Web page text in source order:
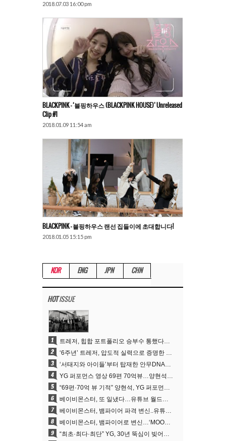
2018.07.03 16:00 pm
BLACKPINK – ‘블핑하우스 (BLACKPINK HOUSE)’ Unreleased
Clip #1
2018.01.09 11:54 am
BLACKPINK – 블핑하우스 랜선 집들이에 초대합니다!
2018.01.05 15:15 pm
KOR ENG JPN CHN
HOTISSUE
1 트레저, 힙합 포트폴리오 승부수 통했다…데뷔 6주년 새 도약
2 ‘6주년’ 트레저, 압도적 실력으로 증명한 ‘YG의 보물’ 진가
3 ‘서태지와 아이들’부터 탑재한 안무DNA…양현석, YG 퍼포먼스 비디오 70억 뷰 신화의 시작
4 YG 퍼포먼스 영상 69편 70억뷰…양현석 제작 철학 통했다
5 “69편·70억 뷰 기적” 양현석, YG 퍼포먼스 비디오 100% 직접 만든 이유
6 베이비몬스터, 또 일냈다…유튜브 월드와이드 1위
7 베이비몬스터, 뱀파이어 파격 변신..유튜브 트렌딩 1위 직행
8 베이비몬스터, 뱀파이어로 변신…‘MOON’으로 찍은 3개월 프로젝트
9 “최초·최다·최단” YG, 30년 뚝심이 빚어낸 K팝 투어의 새 지평